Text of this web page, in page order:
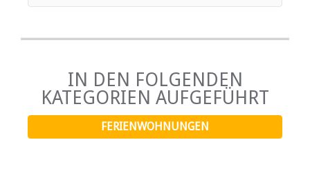
backyard. Additional amenities include air-conditioning,
canoeing, boating, and other watersports.
IN DEN FOLGENDEN
KATEGORIEN AUFGEFÜHRT
FERIENWOHNUNGEN